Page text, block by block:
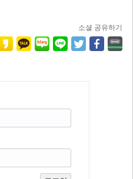
소셜 공유하기